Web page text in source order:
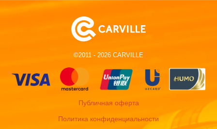
©2011 - 2026 CARVILLE
Публичная оферта
Политика конфиденциальности